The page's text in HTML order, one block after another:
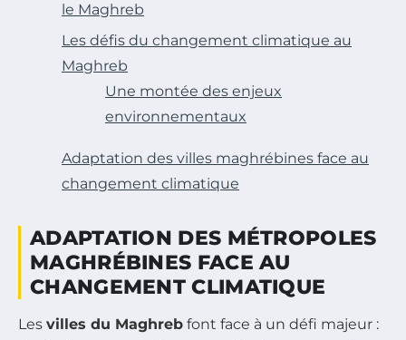
le Maghreb
Les défis du changement climatique au
Maghreb
Une montée des enjeux
environnementaux
Adaptation des villes maghrébines face au
changement climatique
ADAPTATION DES MÉTROPOLES
MAGHRÉBINES FACE AU
CHANGEMENT CLIMATIQUE
Les villes du Maghreb font face à un défi majeur :